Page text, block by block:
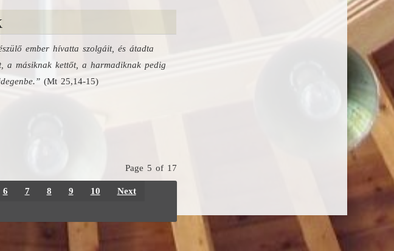
ember hívatta szolgáit, és átadta
a másiknak kettőt, a harmadiknak pedig
(Mt 25,14-15)
Page 5 of 17
6 7 8 9 10 Next